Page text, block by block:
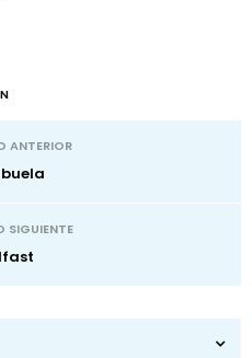
ANTERIOR
SIGUIENTE